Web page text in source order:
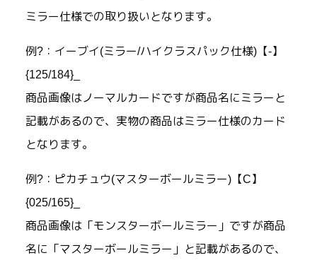
ミラー仕様での取り扱いとなります。
例?：イーブイ(ミラー/ハイクラスパック仕様)【-】
{125/184}_
商品画像はノーマルカードですが商品名にミラーと
記載があるので、実物の商品はミラー仕様のカード
となります。
例?：ピカチュウ(マスターボールミラー)【C】
{025/165}_
商品画像は「モンスターボールミラー」ですが商品
名に「マスターボールミラー」と記載があるので、